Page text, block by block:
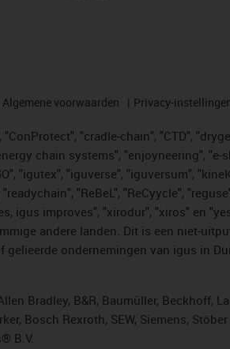
Algemene voorwaarden Privacy-
"cradle-chain", "CTD",
chain systems", "enjoyneering", "e-
"igutex", "iguverse", "iguversum",
"ReBeL", "ReCyycle",
igus improves", "xirodur", "xiros" en
andere landen. Dit is een niet-
ondernemingen van igus in
Bradley, B&R, Baumüller, Beckhoff,
Bosch Rexroth, SEW, Siemens,
B.V.